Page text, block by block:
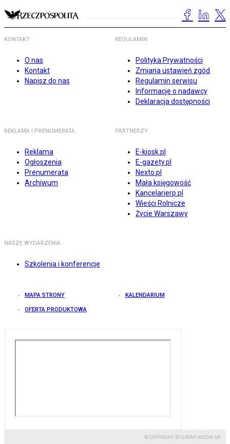
KONTAKT
O nas
Kontakt
Napisz do nas
REGULAMIN
Polityka Prywatności
Zmiana ustawień zgód
Regulamin serwisu
Informacje o nadawcy
Deklaracja dostępności
REKLAMA I PRENUMERATA
Reklama
Ogłoszenia
Prenumerata
Archiwum
PARTNERZY
E-kiosk.pl
E-gazety.pl
Nexto.pl
Mała księgowość
Kancelarierp.pl
Wieści Rolnicze
Życie Warszawy
NASZE WYDARZENIA
Szkolenia i konferencje
MAPA STRONY KALENDARIUM
OFERTA PRODUKTOWA
© COPYRIGHT BY GREMI MEDIA SA